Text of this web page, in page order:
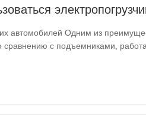
вилочного погрузчика с
сравнению с подъемниками,
для использования внутри…